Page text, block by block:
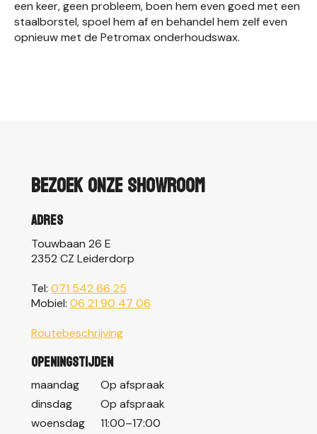
een keer, geen probleem, boen hem even goed met een
staalborstel, spoel hem af en behandel hem zelf even
opnieuw met de Petromax onderhoudswax.
Bezoek onze showroom
Adres
Touwbaan 26 E
2352 CZ Leiderdorp
Tel: 071 542 66 25
Mobiel: 06 21 90 47 06
Routebeschrijving
Openingstijden
maandag
Op afspraak
dinsdag
Op afspraak
woensdag
11:00–17:00